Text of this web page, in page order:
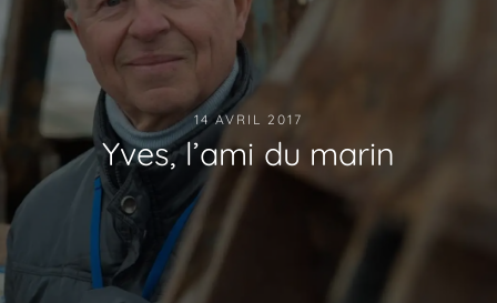
14 AVRIL 2017
Yves, l’ami du marin